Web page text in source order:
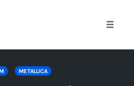
METALLICA